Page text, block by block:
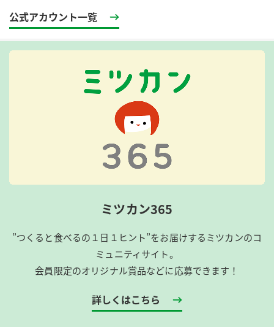
公式アカウント一覧
ミツカン365
”つくると食べるの１日１ヒント”をお届けするミツカンのコ
ミュニティサイト。
会員限定のオリジナル賞品などに応募できます！
詳しくはこちら